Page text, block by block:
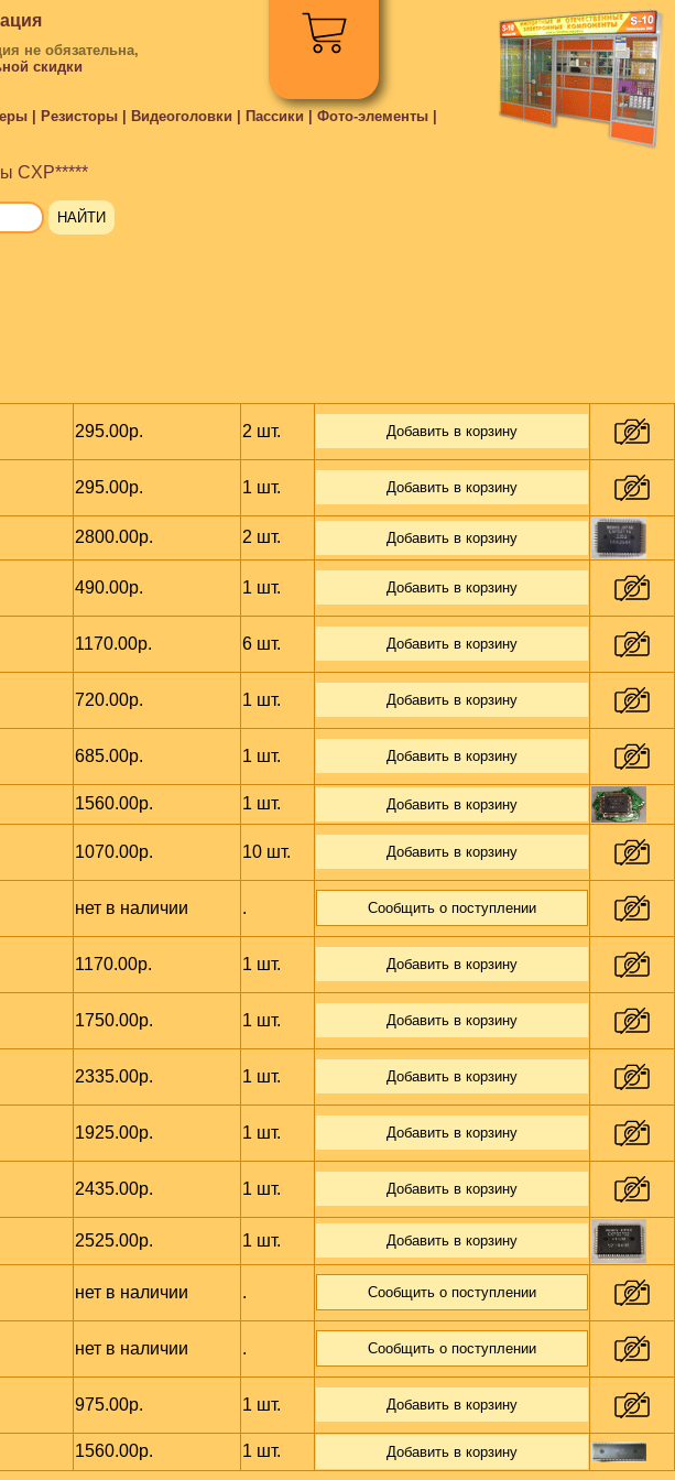
не обязательна,
скидки
| Резисторы | Видеоголовки | Пассики | Фото-элементы |
CXP*****
295.00р. 2 шт. Добавить в корзину
295.00р. 1 шт. Добавить в корзину
2800.00р. 2 шт. Добавить в корзину
490.00р. 1 шт. Добавить в корзину
1170.00р. 6 шт. Добавить в корзину
720.00р. 1 шт. Добавить в корзину
685.00р. 1 шт. Добавить в корзину
1560.00р. 1 шт. Добавить в корзину
1070.00р. 10 шт. Добавить в корзину
нет в наличии . Сообщить о поступлении
1170.00р. 1 шт. Добавить в корзину
1750.00р. 1 шт. Добавить в корзину
2335.00р. 1 шт. Добавить в корзину
1925.00р. 1 шт. Добавить в корзину
2435.00р. 1 шт. Добавить в корзину
2525.00р. 1 шт. Добавить в корзину
нет в наличии . Сообщить о поступлении
нет в наличии . Сообщить о поступлении
975.00р. 1 шт. Добавить в корзину
1560.00р. 1 шт. Добавить в корзину